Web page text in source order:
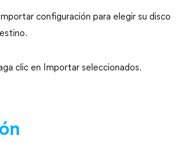
configuración para elegir su disco
clic en Importar seleccionados.